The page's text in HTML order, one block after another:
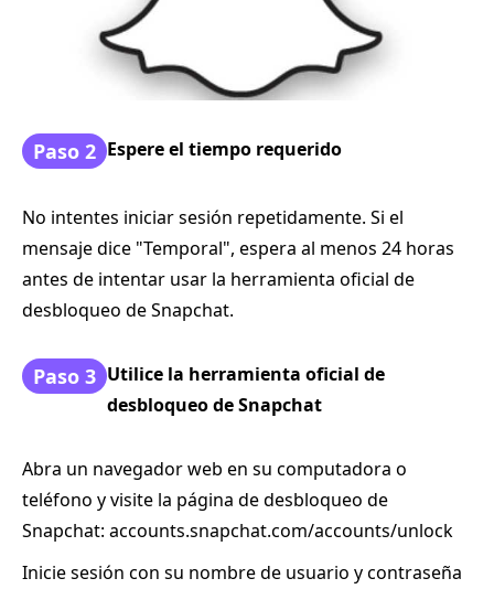
Paso 2 Espere el tiempo requerido
No intentes iniciar sesión repetidamente. Si el
mensaje dice "Temporal", espera al menos 24 horas
antes de intentar usar la herramienta oficial de
desbloqueo de Snapchat.
Paso 3 Utilice la herramienta oficial de
desbloqueo de Snapchat
Abra un navegador web en su computadora o
teléfono y visite la página de desbloqueo de
Snapchat: accounts.snapchat.com/accounts/unlock
Inicie sesión con su nombre de usuario y contraseña